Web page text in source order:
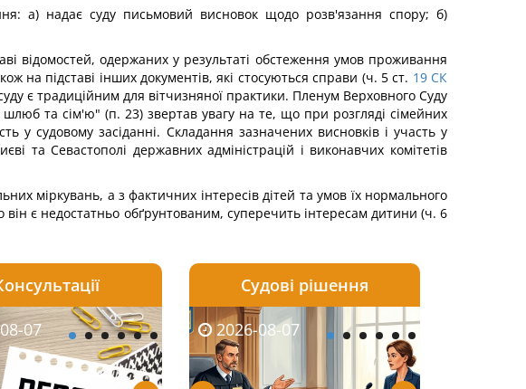
а) надає суду письмовий висновок щодо розв'язання спору; б)
відомостей, одержаних у результаті обстеження умов проживання
на підставі інших документів, які стосуються справи (ч. 5 ст. 19 СК
є традиційним для вітчизняної практики. Пленум Верховного Суду
та сім'ю" (п. 23) звертав увагу на те, що при розгляді сімейних
у судовому засіданні. Складання зазначених висновків і участь у
та Севастополі державних адміністрацій і виконавчих комітетів
міркувань, а з фактичних інтересів дітей та умов їх нормального
є недостатньо обґрунтованим, суперечить інтересам дитини (ч. 6
2026-08-06 2026-08-05
2026-08-03 2026-08-03
07 2026-08-07 2026-08-06
Судові рішення
07-30 2026-08-07